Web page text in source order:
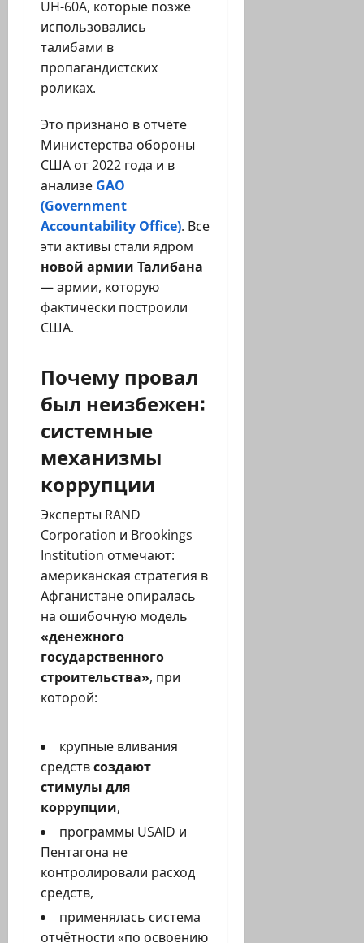
UH-60A, которые позже
использовались
талибами в
пропагандистских
роликах.
Это признано в отчёте
Министерства обороны
США от 2022 года и в
анализе GAO
(Government
Accountability Office). Все
эти активы стали ядром
новой армии Талибана
— армии, которую
фактически построили
США.
Почему провал
был неизбежен:
системные
механизмы
коррупции
Эксперты RAND
Corporation и Brookings
Institution отмечают:
американская стратегия в
Афганистане опиралась
на ошибочную модель
«денежного
государственного
строительства», при
которой:
крупные вливания
средствсоздают
стимулы для
коррупции,
программы USAID и
Пентагона не
контролировали расход
средств,
применялась система
отчётности «по освоению